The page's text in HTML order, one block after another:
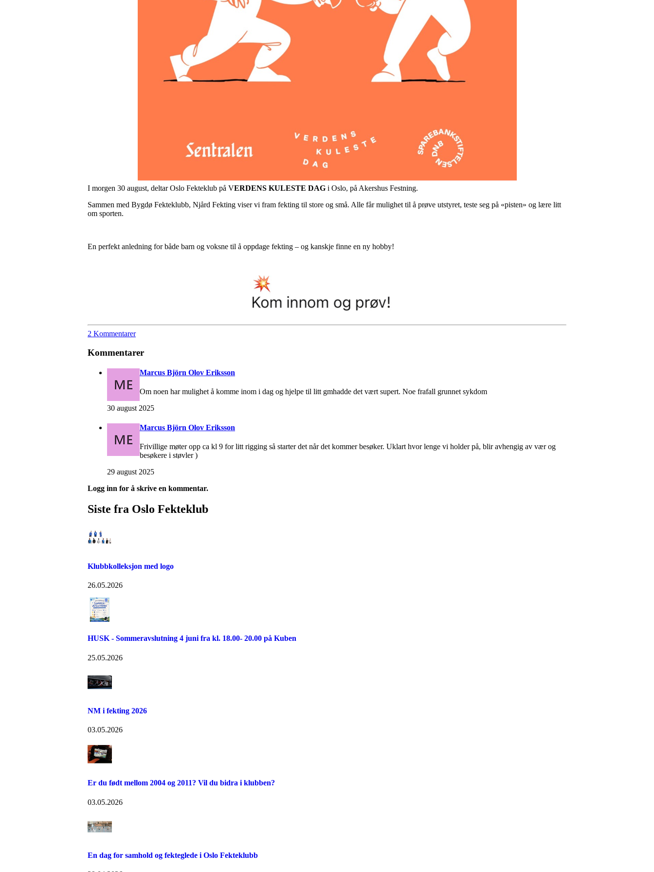
I morgen 30 august, deltar Oslo Fekteklub på VERDENS KULESTE DAG i Oslo, på Akershus Festning.
Sammen med Bygdø Fekteklubb, Njård Fekting viser vi fram fekting til store og små. Alle får mulighet til å prøve utstyret, teste seg på «pisten» og lære litt
om sporten.
En perfekt anledning for både barn og voksne til å oppdage fekting – og kanskje finne en ny hobby!
2 Kommentarer
Kommentarer
Marcus Björn Olov Eriksson
Om noen har mulighet å komme inom i dag og hjelpe til litt gmhadde det vært supert. Noe frafall grunnet sykdom
30 august 2025
Marcus Björn Olov Eriksson
Frivillige møter opp ca kl 9 for litt rigging så starter det når det kommer besøker. Uklart hvor lenge vi holder på, blir avhengig av vær og
besøkere i støvler )
29 august 2025
Logg inn for å skrive en kommentar.
Siste fra Oslo Fekteklub
Klubbkolleksjon med logo
26.05.2026
HUSK - Sommeravslutning 4 juni fra kl. 18.00- 20.00 på Kuben
25.05.2026
NM i fekting 2026
03.05.2026
Er du født mellom 2004 og 2011? Vil du bidra i klubben?
03.05.2026
En dag for samhold og fekteglede i Oslo Fekteklubb